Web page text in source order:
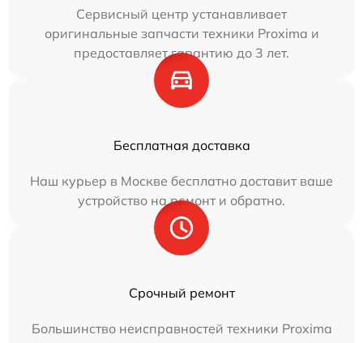
Сервисный центр устанавливает
оригинальные запчасти техники Proxima и
предоставляет гарантию до 3 лет.
Бесплатная доставка
Наш курьер в Москве бесплатно доставит ваше
устройство на ремонт и обратно.
Срочный ремонт
Большинство неисправностей техники Proxima